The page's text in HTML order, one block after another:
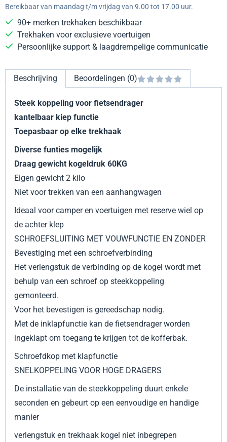
Bereikbaar van maandag t/m vrijdag van 9.00 tot 17.00 uur.
90+ merken trekhaken beschikbaar
Trekhaken voor exclusieve voertuigen
Persoonlijke support & laagdrempelige communicatie
Beschrijving Beoordelingen (0)
Steek koppeling voor fietsendrager
kantelbaar kiep functie
Toepasbaar op elke trekhaak
Diverse funties mogelijk
Draag gewicht kogeldruk 60KG
Eigen gewicht 2 kilo
Niet voor trekken van een aanhangwagen
Ideaal voor camper en voertuigen met reserve wiel op
de achter klep
SCHROEFSLUITING MET VOUWFUNCTIE EN ZONDER
Bevestiging met een schroefverbinding
Het verlengstuk de verbinding op de kogel wordt met
behulp van een schroef op steekkoppeling
gemonteerd.
Voor het bevestigen is gereedschap nodig.
Met de inklapfunctie kan de fietsendrager worden
ingeklapt om toegang te krijgen tot de kofferbak.
Schroefdkop met klapfunctie
SNELKOPPELING VOOR HOGE DRAGERS
De installatie van de steekkoppeling duurt enkele
seconden en gebeurt op een eenvoudige en handige
manier
verlengstuk en trekhaak kogel niet inbegrepen